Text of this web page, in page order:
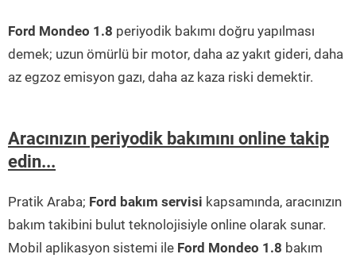
Ford Mondeo 1.8 periyodik bakımı doğru yapılması
demek; uzun ömürlü bir motor, daha az yakıt gideri, daha
az egzoz emisyon gazı, daha az kaza riski demektir.
Aracınızın periyodik bakımını online takip
edin...
Pratik Araba; Ford bakım servisi kapsamında, aracınızın
bakım takibini bulut teknolojisiyle online olarak sunar.
Mobil aplikasyon sistemi ile Ford Mondeo 1.8 bakım